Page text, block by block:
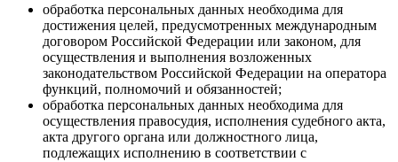
обработка персональных данных необходима для
достижения целей, предусмотренных международным
договором Российской Федерации или законом, для
осуществления и выполнения возложенных
законодательством Российской Федерации на оператора
функций, полномочий и обязанностей;
обработка персональных данных необходима для
осуществления правосудия, исполнения судебного акта,
акта другого органа или должностного лица,
подлежащих исполнению в соответствии с